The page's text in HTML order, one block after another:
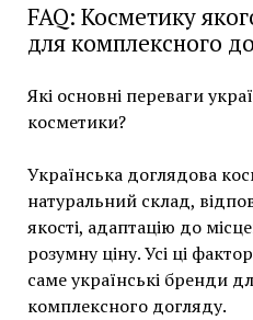
FAQ: Косметику
для комплексного
Які основні переваги
косметики?
Українська доглядова
натуральний склад,
якості, адаптацію до
розумну ціну. Усі ці
саме українські бренди
комплексного догляду.